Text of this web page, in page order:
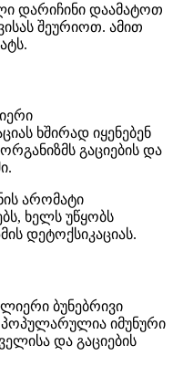
დარიჩინი დაამატოთ
შეურიოთ. ამით
ხშირად იყენებენ
გაციების და
არომატი
ხელს უწყობს
დეტოქსიკაციას.
ბუნებრივი
პოპულარულია იმუნური
და გაციების